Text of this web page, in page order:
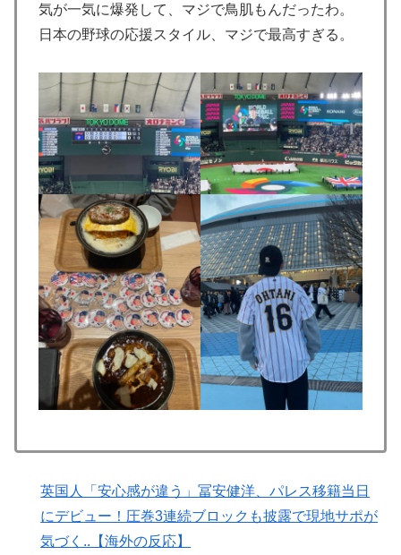
▶ 英国人「安心感が違う」冨安健洋、パレス移籍当日にデ
【海外の反応】
韓国人「日本がここまでの観光大国に発展した本当の理
由がこちら…」→「昔から日本は愛されてた…（ﾌﾞﾙﾌﾞ
ﾙ」＝韓国の反応
▶ Google DeepMind再編 「Googleを作った男」ディー
ンが去り、本体は稼ぐAIへ舵を切る【海外の反応・解
説】
▶
【海外の反応】日本政府が、アメリカ政府によるネット
ミームとしての任天堂やポケモン使用に対して警告 →
「若者票を集めたいんだろうな」「任天堂の法務部隊が
出てくるぞ」
▶ 海外「日本人はなんて気高いんだ！」 英高級紙も驚愕
した極限の中の日本人の姿に世界が衝撃
▶
韓国人「我が国がクウェート戦で行った審判買収が本当
ぎに・・・2002年W杯4強の記録取り消しの声も」
→「マジで国の恥だ」「2002年まで疑う価値がある」
「国民や国が築いた国格をサッカー選手が足で蹴り飛ば
気が一気に爆発して、マジで鳥肌もんだったわ。
日本の野球の応援スタイル、マジで最高すぎる。
英国人「安心感が違う」冨安健洋、パレス移籍当日
にデビュー！圧巻3連続ブロックも披露で現地サポが
気づく..【海外の反応】